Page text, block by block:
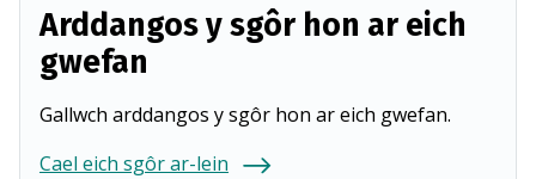
Arddangos y sgôr hon ar eich
gwefan
Gallwch arddangos y sgôr hon ar eich gwefan.
Cael eich sgôr ar-lein